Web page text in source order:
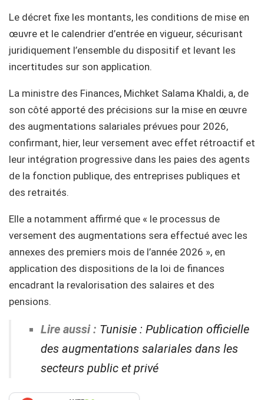
Le décret fixe les montants, les conditions de mise en
œuvre et le calendrier d’entrée en vigueur, sécurisant
juridiquement l’ensemble du dispositif et levant les
incertitudes sur son application.
La ministre des Finances, Michket Salama Khaldi, a, de
son côté apporté des précisions sur la mise en œuvre
des augmentations salariales prévues pour 2026,
confirmant, hier, leur versement avec effet rétroactif et
leur intégration progressive dans les paies des agents
de la fonction publique, des entreprises publiques et
des retraités.
Elle a notamment affirmé que « le processus de
versement des augmentations sera effectué avec les
annexes des premiers mois de l’année 2026 », en
application des dispositions de la loi de finances
encadrant la revalorisation des salaires et des
pensions.
Lire aussi : Tunisie : Publication officielle
des augmentations salariales dans les
secteurs public et privé